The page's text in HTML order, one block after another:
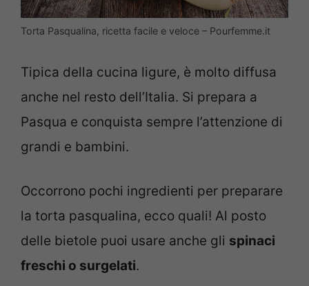
Torta Pasqualina, ricetta facile e veloce – Pourfemme.it
Tipica della cucina ligure, è molto diffusa
anche nel resto dell’Italia. Si prepara a
Pasqua e conquista sempre l’attenzione di
grandi e bambini.
Occorrono pochi ingredienti per preparare
la torta pasqualina, ecco quali! Al posto
delle bietole puoi usare anche gli spinaci
freschi o surgelati.